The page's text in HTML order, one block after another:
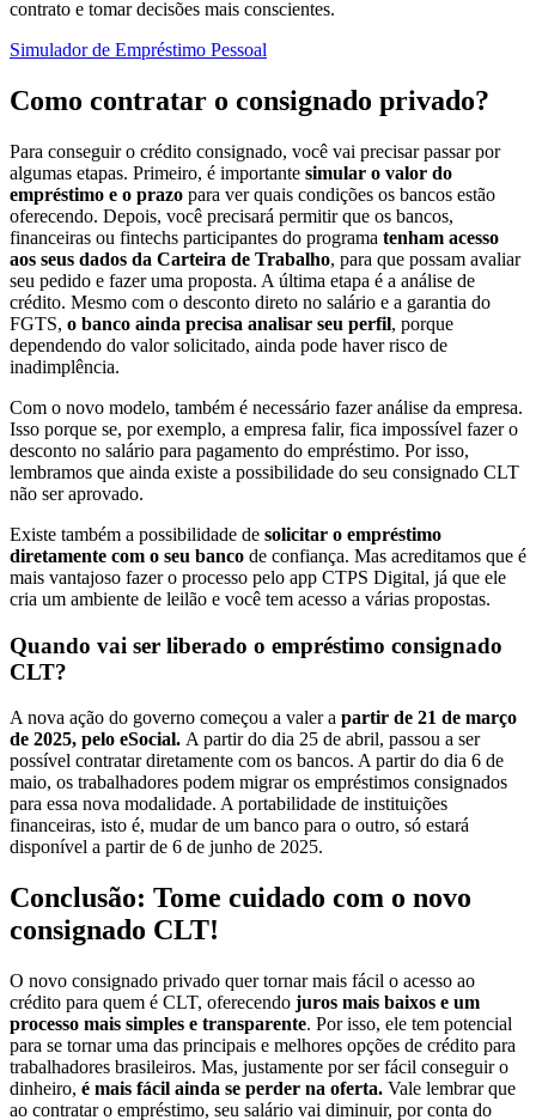
contrato e tomar decisões mais conscientes.
Simulador de Empréstimo Pessoal
Como contratar o consignado privado?
Para conseguir o crédito consignado, você vai precisar passar por
algumas etapas. Primeiro, é importante simular o valor do
empréstimo e o prazo para ver quais condições os bancos estão
oferecendo. Depois, você precisará permitir que os bancos,
financeiras ou fintechs participantes do programa tenham acesso
aos seus dados da Carteira de Trabalho, para que possam avaliar
seu pedido e fazer uma proposta. A última etapa é a análise de
crédito. Mesmo com o desconto direto no salário e a garantia do
FGTS, o banco ainda precisa analisar seu perfil, porque
dependendo do valor solicitado, ainda pode haver risco de
inadimplência.
Com o novo modelo, também é necessário fazer análise da empresa.
Isso porque se, por exemplo, a empresa falir, fica impossível fazer o
desconto no salário para pagamento do empréstimo. Por isso,
lembramos que ainda existe a possibilidade do seu consignado CLT
não ser aprovado.
Existe também a possibilidade de solicitar o empréstimo
diretamente com o seu banco de confiança. Mas acreditamos que é
mais vantajoso fazer o processo pelo app CTPS Digital, já que ele
cria um ambiente de leilão e você tem acesso a várias propostas.
Quando vai ser liberado o empréstimo consignado
CLT?
A nova ação do governo começou a valer a partir de 21 de março
de 2025, pelo eSocial. A partir do dia 25 de abril, passou a ser
possível contratar diretamente com os bancos. A partir do dia 6 de
maio, os trabalhadores podem migrar os empréstimos consignados
para essa nova modalidade. A portabilidade de instituições
financeiras, isto é, mudar de um banco para o outro, só estará
disponível a partir de 6 de junho de 2025.
Conclusão: Tome cuidado com o novo
consignado CLT!
O novo consignado privado quer tornar mais fácil o acesso ao
crédito para quem é CLT, oferecendo juros mais baixos e um
processo mais simples e transparente. Por isso, ele tem potencial
para se tornar uma das principais e melhores opções de crédito para
trabalhadores brasileiros. Mas, justamente por ser fácil conseguir o
dinheiro, é mais fácil ainda se perder na oferta. Vale lembrar que
ao contratar o empréstimo, seu salário vai diminuir, por conta do